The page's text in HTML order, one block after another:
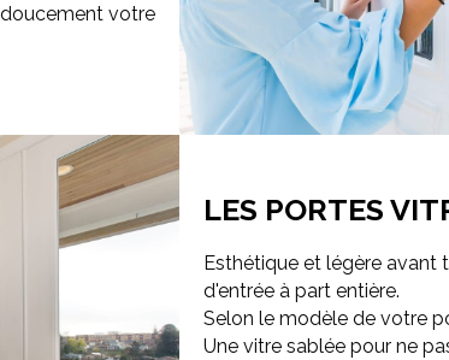
doucement votre
LES PORTES
Esthétique et légère avant
d'entrée à part entière.
Selon le modèle de votre
Une vitre sablée pour ne